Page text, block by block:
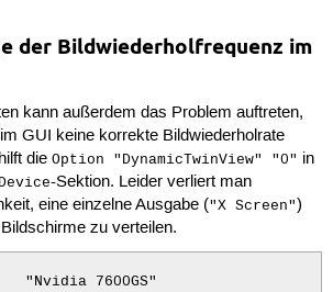
der Bildwiederholfrequenz im
kann außerdem das Problem auftreten,
GUI keine korrekte Bildwiederholrate
die Option "DynamicTwinView" "0" in
Device-Sektion. Leider verliert man
eine einzelne Ausgabe ("X Screen")
zu verteilen.
"Nvidia 7600GS"